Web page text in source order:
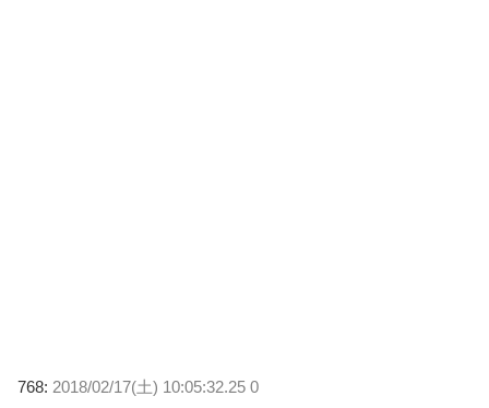
768: 2018/02/17(土) 10:05:32.25 0